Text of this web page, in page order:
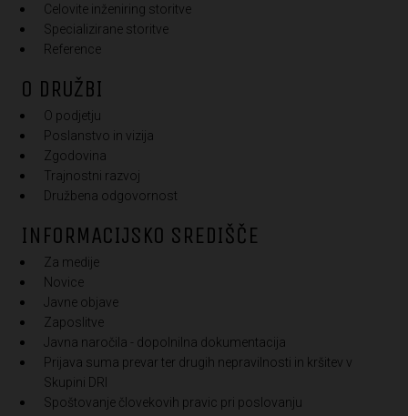
Celovite inženiring storitve
Specializirane storitve
Reference
O DRUŽBI
O podjetju
Poslanstvo in vizija
Zgodovina
Trajnostni razvoj
Družbena odgovornost
INFORMACIJSKO SREDIŠČE
Za medije
Novice
Javne objave
Zaposlitve
Javna naročila - dopolnilna dokumentacija
Prijava suma prevar ter drugih nepravilnosti in kršitev v
Skupini DRI
Spoštovanje človekovih pravic pri poslovanju